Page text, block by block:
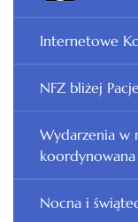
Internetowe
NFZ bliżej
Wydarzenia w
koordynowana
Nocna i